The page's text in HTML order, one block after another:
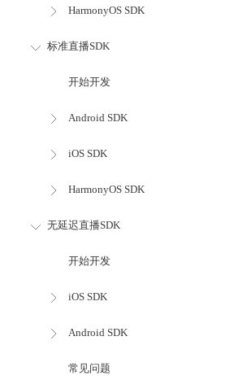
HarmonyOS SDK
标准直播SDK
开始开发
Android SDK
iOS SDK
HarmonyOS SDK
无延迟直播SDK
开始开发
iOS SDK
Android SDK
常见问题